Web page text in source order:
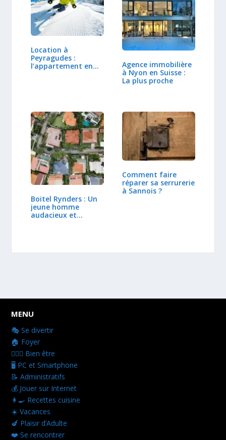
Location à
Peyragudes :
l’appartement en
Agence immobilière
à Nyon en Suisse :
La plus proche
Boitel Rynders : Un
jeune homme
audacieux et
Comment faire
réparer sa serrurerie
à Sannois ?
MENU
🎭 Se divertir
🏠 Foyer
👩🏻‍⚕️ Bien être
🖥️ PC et Smartphone
📝 Administratifs
💰 Jouer sur Internet
👩‍🍳 Recettes cuisine
☀️ Vacances
🍆 Plaisir d’Adulte
❤️ Se rencontrer